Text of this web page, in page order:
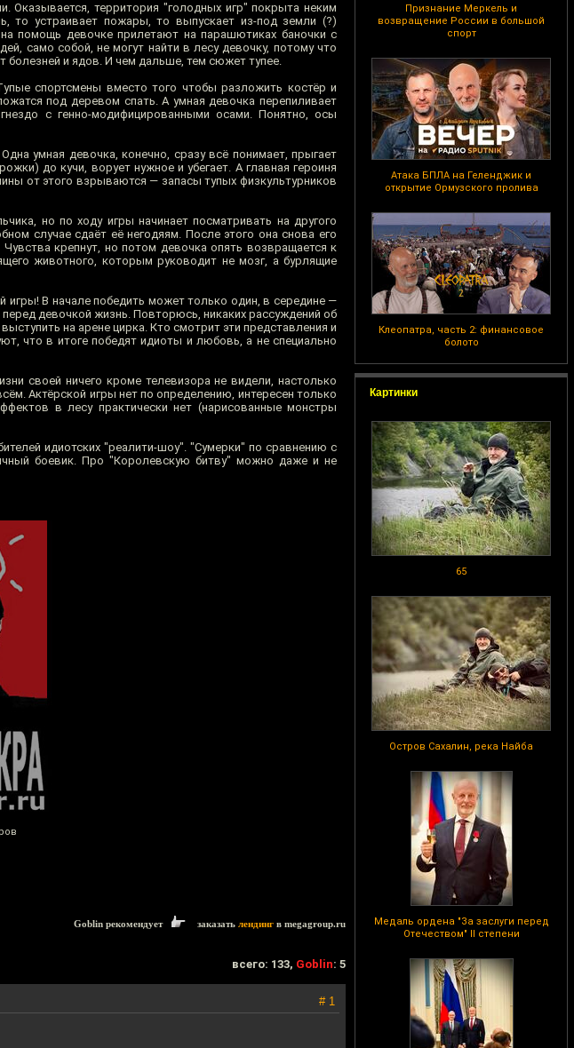
Признание Меркель и
возвращение России в большой
спорт
Атака БПЛА на Геленджик и
открытие Ормузского пролива
Клеопатра, часть 2: финансовое
болото
Картинки
65
Остров Сахалин, река Найба
Медаль ордена "За заслуги перед
Отечеством" II степени
Оказывается, территория "голодных игр" покрыта неким
то устраивает пожары, то выпускает из-под земли (?)
помощь девочке прилетают на парашютиках баночки с
само собой, не могут найти в лесу девочку, потому что
болезней и ядов. И чем дальше, тем сюжет тупее.
спортсмены вместо того чтобы разложить костёр и
под деревом спать. А умная девочка перепиливает
с генно-модифицированными осами. Понятно, осы
умная девочка, конечно, сразу всё понимает, прыгает
до кучи, ворует нужное и убегает. А главная героиня
от этого взрываются — запасы тупых физкультурников
но по ходу игры начинает посматривать на другого
случае сдаёт её негодяям. После этого она снова его
крепнут, но потом девочка опять возвращается к
животного, которым руководит не мозг, а бурлящие
игры! В начале победить может только один, в середине —
девочкой жизнь. Повторюсь, никаких рассуждений об
на арене цирка. Кто смотрит эти представления и
что в итоге победят идиоты и любовь, а не специально
своей ничего кроме телевизора не видели, настолько
Актёрской игры нет по определению, интересен только
в лесу практически нет (нарисованные монстры
идиотских "реалити-шоу". "Сумерки" по сравнению с
боевик. Про "Королевскую битву" можно даже и не
Goblin рекомендует заказать лендинг в megagroup.ru
всего: 133, Goblin: 5
# 1